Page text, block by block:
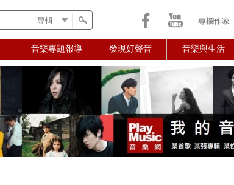
專欄作家
音樂專題報導 發現好聲音 音樂與生活